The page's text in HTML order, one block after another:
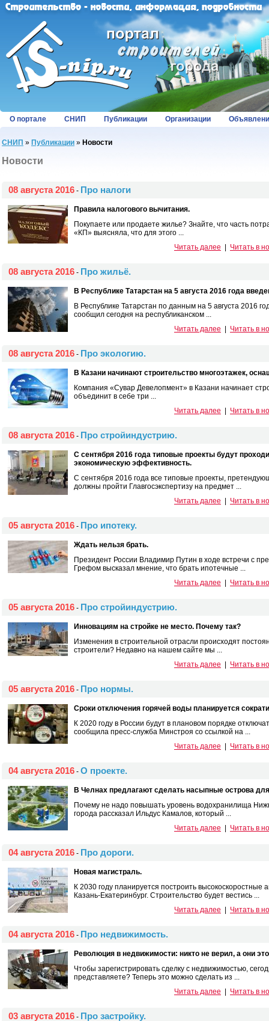
О портале СНИП Публикации Организации
СНИП » Публикации » Новости
Новости
08 августа 2016 - Про налоги
Правила налогового вычитания.
Покупаете или продаете жилье? Знайте, что часть
«КП» выясняла, что для этого ...
Читать далее
Читать в
08 августа 2016 - Про жильё.
В Республике Татарстан на 5 августа 2016 года
В Республике Татарстан по данным на 5 августа 2016
сообщил сегодня на республиканском ...
Читать далее
Читать в
08 августа 2016 - Про экологию.
В Казани начинают строительство многоэтажек,
Компания «Сувар Девелопмент» в Казани начинает
объединит в себе три ...
Читать далее
Читать в
08 августа 2016 - Про стройиндустрию.
С сентября 2016 года типовые проекты будут
экономическую эффективность.
С сентября 2016 года все типовые проекты,
должны пройти Главгосэкспертизу на предмет ...
Читать далее
Читать в
05 августа 2016 - Про ипотеку.
Ждать нельзя брать.
Президент России Владимир Путин в ходе встречи с
Грефом высказал мнение, что брать ипотечные ...
Читать далее
Читать в
05 августа 2016 - Про стройиндустрию.
Инновациям на стройке не место. Почему так?
Изменения в строительной отрасли происходят
строители? Недавно на нашем сайте мы ...
Читать далее
Читать в
05 августа 2016 - Про нормы.
Сроки отключения горячей воды планируется
К 2020 году в России будут в плановом порядке
сообщила пресс-служба Минстроя со ссылкой на ...
Читать далее
Читать в
04 августа 2016 - О проекте.
В Челнах предлагают сделать насыпные острова
Почему не надо повышать уровень водохранилища
города рассказал Ильдус Камалов, который ...
Читать далее
Читать в
04 августа 2016 - Про дороги.
Новая магистраль.
К 2030 году планируется построить высокоскоростные
Казань-Екатеринбург. Строительство будет вестись ...
Читать далее
Читать в
04 августа 2016 - Про недвижимость.
Революция в недвижимости: никто не верил, а они
Чтобы зарегистрировать сделку с недвижимостью,
представляете? Теперь это можно сделать из ...
Читать далее
Читать в
03 августа 2016 - Про застройку.